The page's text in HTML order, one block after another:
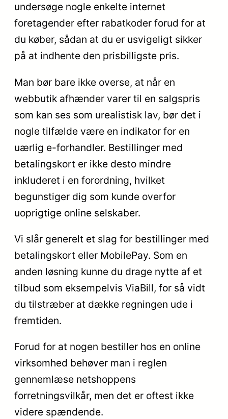
undersøge nogle enkelte internet
foretagender efter rabatkoder forud for at
du køber, sådan at du er usvigeligt sikker
på at indhente den prisbilligste pris.
Man bør bare ikke overse, at når en
webbutik afhænder varer til en salgspris
som kan ses som urealistisk lav, bør det i
nogle tilfælde være en indikator for en
uærlig e-forhandler. Bestillinger med
betalingskort er ikke desto mindre
inkluderet i en forordning, hvilket
begunstiger dig som kunde overfor
uoprigtige online selskaber.
Vi slår generelt et slag for bestillinger med
betalingskort eller MobilePay. Som en
anden løsning kunne du drage nytte af et
tilbud som eksempelvis ViaBill, for så vidt
du tilstræber at dække regningen ude i
fremtiden.
Forud for at nogen bestiller hos en online
virksomhed behøver man i reglen
gennemlæse netshoppens
forretningsvilkår, men det er oftest ikke
videre spændende.